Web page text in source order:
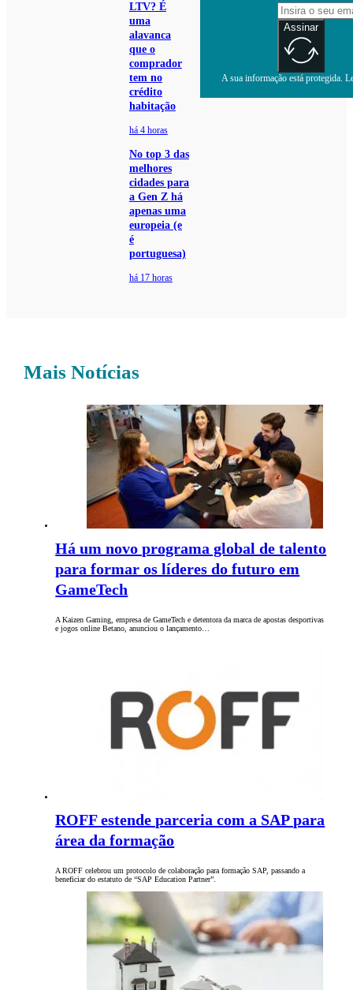
LTV? É
uma
alavanca
que o
comprador
tem no
crédito
habitação
há 4 horas
No top 3 das
melhores
cidades para
a Gen Z há
apenas uma
europeia (e
é
portuguesa)
há 17 horas
Assinar
A sua informação está protegida.
Mais Notícias
Há um novo programa global de talento
para formar os líderes do futuro em
GameTech
A Kaizen Gaming, empresa de GameTech e detentora da marca de apostas desportivas
e jogos online Betano, anunciou o lançamento…
ROFF estende parceria com a SAP para
área da formação
A ROFF celebrou um protocolo de colaboração para formação SAP, passando a
beneficiar do estatuto de “SAP Education Partner”.